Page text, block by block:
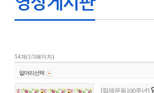
54개(1/3페이지)
말머리선택
[절제운동100주년]